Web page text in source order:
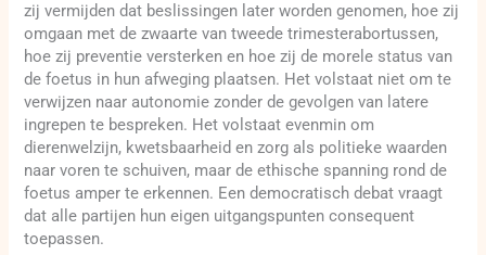
zij vermijden dat beslissingen later worden genomen, hoe zij
omgaan met de zwaarte van tweede trimesterabortussen,
hoe zij preventie versterken en hoe zij de morele status van
de foetus in hun afweging plaatsen. Het volstaat niet om te
verwijzen naar autonomie zonder de gevolgen van latere
ingrepen te bespreken. Het volstaat evenmin om
dierenwelzijn, kwetsbaarheid en zorg als politieke waarden
naar voren te schuiven, maar de ethische spanning rond de
foetus amper te erkennen. Een democratisch debat vraagt
dat alle partijen hun eigen uitgangspunten consequent
toepassen.